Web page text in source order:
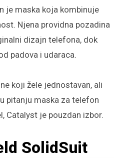
je maska koja kombinuje
Njena providna pozadina
dizajn telefona, dok
padova i udaraca.
koji žele jednostavan, ali
pitanju maska za telefon
Catalyst je pouzdan izbor.
SolidSuit